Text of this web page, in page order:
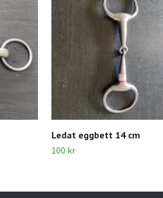
Ledat eggbett 14 cm
100 kr